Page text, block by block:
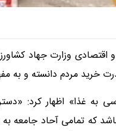
اقتصادی وزارت جهاد
خرید مردم دانسته و به
غذا» اظهار کرد:
که تمامی آحاد جامعه